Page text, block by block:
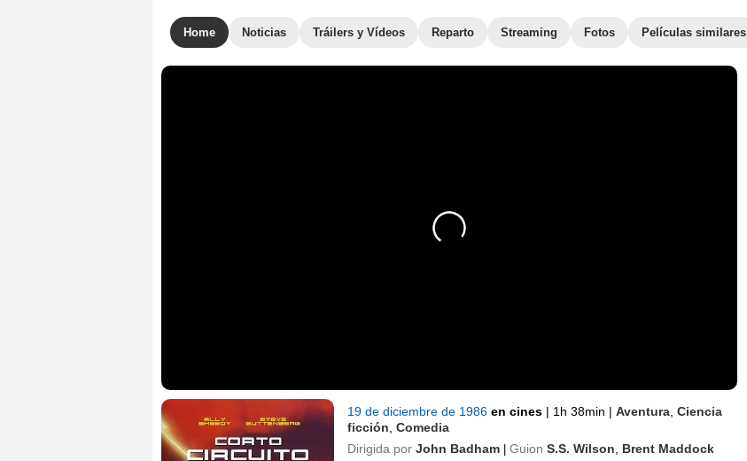
Home Noticias Tráilers y Vídeos Reparto Streaming Fotos Películas similares
19 de diciembre de 1986 en cines | 1h 38min | Aventura Ciencia
ficción Comedia
Dirigida por John Badham | Guion S.S. Wilson
Brent Maddock